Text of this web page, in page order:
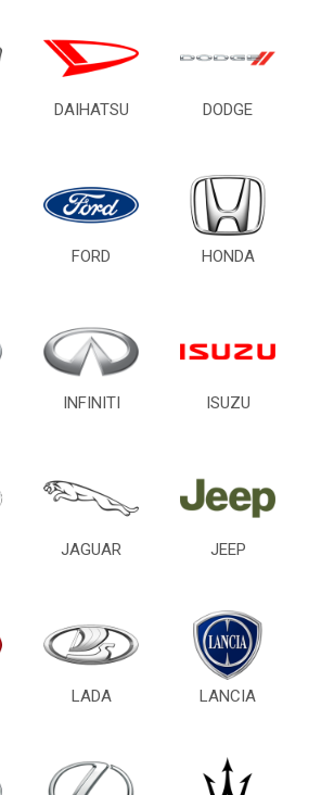
DAIHATSU DODGE
FORD HONDA
INFINITI ISUZU
JAGUAR JEEP
LADA LANCIA